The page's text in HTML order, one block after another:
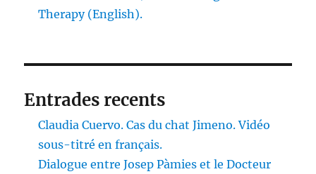
Therapy (English).
Entrades recents
Claudia Cuervo. Cas du chat Jimeno. Vidéo
sous-titré en français.
Dialogue entre Josep Pàmies et le Docteur